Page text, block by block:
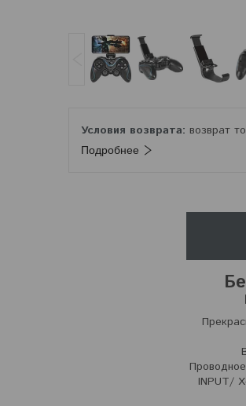
возврат
Подробнее
INPUT/